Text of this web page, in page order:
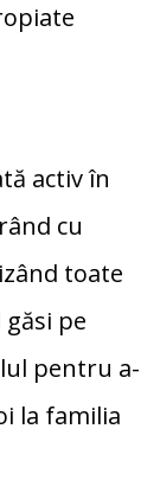
activ în
cu
toate
pe
pentru a-
la familia